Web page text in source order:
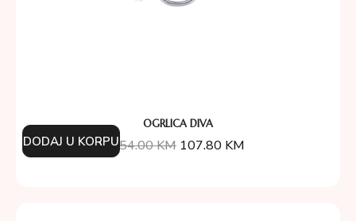
OGRLICA DIVA
154.00KM 107.80 KM
DODAJ U KORPU